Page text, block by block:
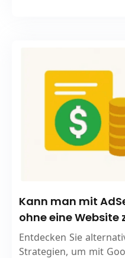
Kann man mit
ohne eine Website
Entdecken Sie
Strategien, um mit